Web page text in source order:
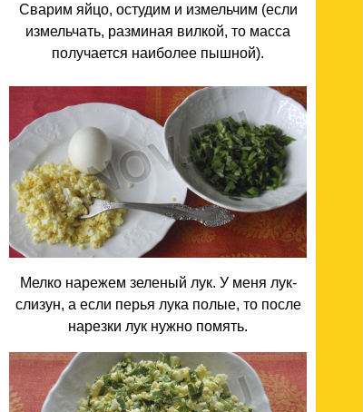
Сварим яйцо, остудим и измельчим (если
измельчать, разминая вилкой, то масса
получается наиболее пышной).
Мелко нарежем зеленый лук. У меня лук-
слизун, а если перья лука полые, то после
нарезки лук нужно помять.